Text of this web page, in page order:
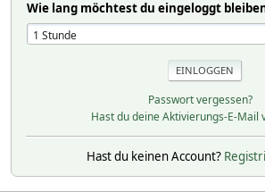
Wie lang möchtest du eingeloggt
Passwort vergessen?
Hast du deine Aktivierungs-E-Mail
Hast du keinen Account?